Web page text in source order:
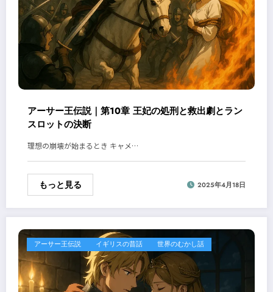
アーサー王伝説｜第10章 王妃の処刑と救出劇とラン
スロットの決断
理想の崩壊が始まるとき キャメ…
もっと見る 2025年4月18日
アーサー王伝説 イギリスの昔話 世界のむかし話